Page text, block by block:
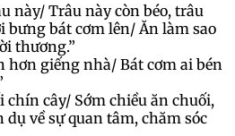
này/ Trâu này còn béo, trâu
bưng bát cơm lên/ Ăn làm sao
thương.”
hơn giếng nhà/ Bát cơm ai bén
chín cây/ Sớm chiều ăn chuối,
dụ về sự quan tâm, chăm sóc